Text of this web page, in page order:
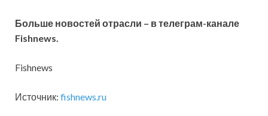
Больше новостей отрасли – втелеграм-канале
Fishnews
Fishnews
Источник: fishnews.ru